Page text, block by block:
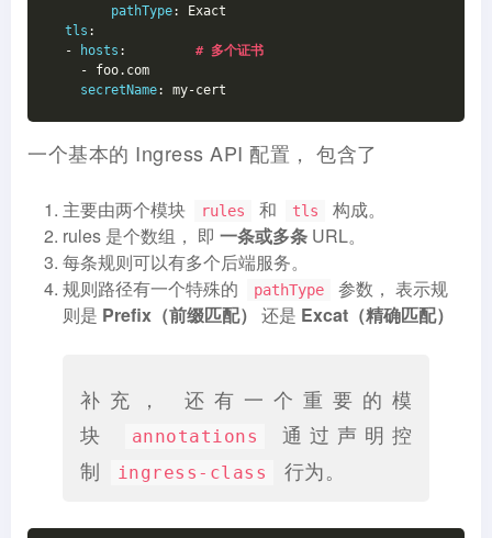
pathType: Exact
tls :
-
hosts : # 多个证书
- foo.com
secretName: my-cert
一个基本的 Ingress API 配置， 包含了
主要由两个模块 rules 和 tls
构成。
rules 是个数组， 即 一条或多条 URL。
每条规则可以有多个后端服务。
规则路径有一个特殊的
pathType
参数， 表示规
则是 Prefix（前缀匹配） 还是 Excat（精确匹配）
补充， 还有一个重要的模
块
annotations
通过声明控
制
ingress-class 行为。